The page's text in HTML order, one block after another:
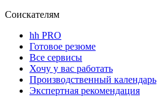
Соискателям
hh PRO
Готовое резюме
Все сервисы
Хочу у вас работать
Производственный календарь
Экспертная рекомендация